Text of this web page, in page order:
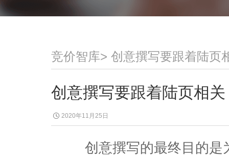
竞价智库> 创意撰写要跟着陆页
创意撰写要跟着陆页相关
2020年11月25日
创意撰写的最终目的是